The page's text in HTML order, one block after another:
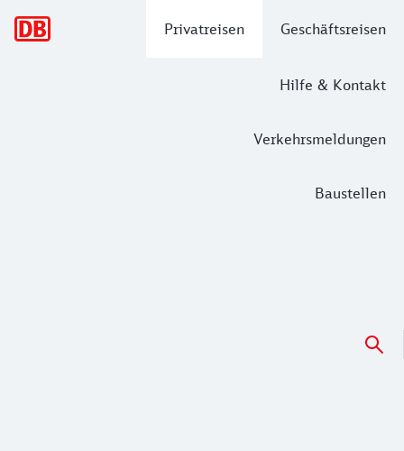
Privatreisen Geschäftsreisen
Hilfe & Kontakt
Verkehrsmeldungen
Baustellen